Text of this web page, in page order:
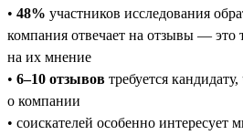
• 48% участников исследования
компания отвечает на отзывы — это
на их мнение
• 6–10 отзывов требуется
о компании
• соискателей особенно интересует